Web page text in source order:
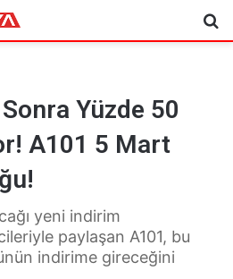
Yüzde 50
A101 5 Mart
yeni indirim
paylaşan A101, bu
indirime gireceğini